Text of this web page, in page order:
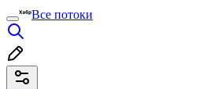
Все потоки